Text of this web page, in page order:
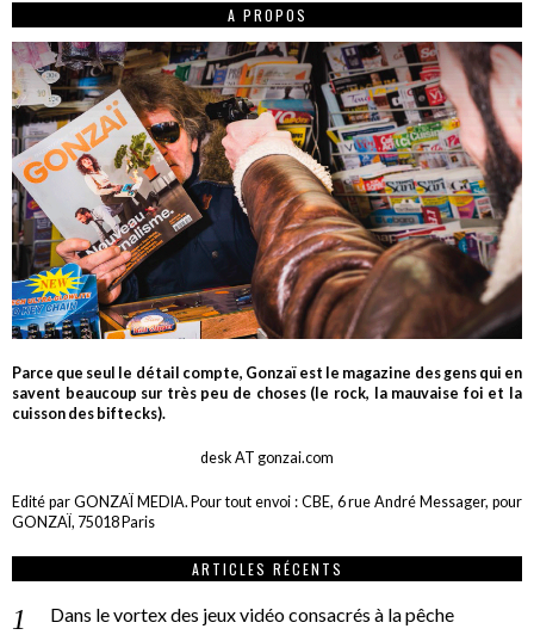
A PROPOS
Parce que seul le détail compte, Gonzaï est le magazine des gens qui en
savent beaucoup sur très peu de choses (le rock, la mauvaise foi et la
cuisson des biftecks).
desk AT gonzai.com
Edité par GONZAÏ MEDIA. Pour tout envoi : CBE, 6 rue André Messager, pour
GONZAÏ, 75018 Paris
ARTICLES RÉCENTS
Dans le vortex des jeux vidéo consacrés à la pêche